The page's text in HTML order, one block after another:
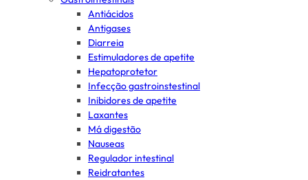
Antiácidos
Antigases
Diarreia
Estimuladores de apetite
Hepatoprotetor
Infecção gastroinstestinal
Inibidores de apetite
Laxantes
Má digestão
Nauseas
Regulador intestinal
Reidratantes